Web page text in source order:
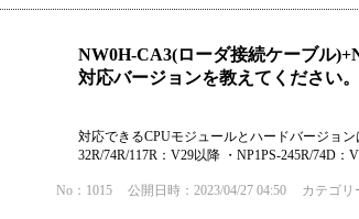
NW0H-CA3(ローダ接続ケーブル
対応バージョンを教えてください。
対応できるCPUモジュールとハードバージョ
32R/74R/117R：V29以降 ・NP1PS-245R/74D：
No：1015 公開日時：2023/04/27 04:50 カテゴリ